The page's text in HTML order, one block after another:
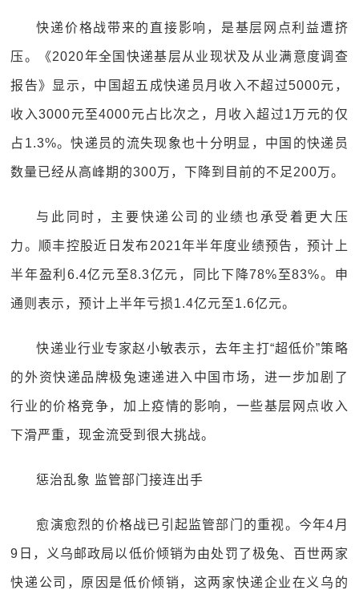
快递价格战带来的直接影响，是基层网点利益遭挤
压。《2020年全国快递基层从业现状及从业满意度调查
报告》显示，中国超五成快递员月收入不超过5000元，
收入3000元至4000元占比次之，月收入超过1万元的仅
占1.3%。快递员的流失现象也十分明显，中国的快递员
数量已经从高峰期的300万，下降到目前的不足200万。
与此同时，主要快递公司的业绩也承受着更大压
力。顺丰控股近日发布2021年半年度业绩预告，预计上
半年盈利6.4亿元至8.3亿元，同比下降78%至83%。申
通则表示，预计上半年亏损1.4亿元至1.6亿元。
快递业行业专家赵小敏表示，去年主打“超低价”策略
的外资快递品牌极兔速递进入中国市场，进一步加剧了
行业的价格竞争，加上疫情的影响，一些基层网点收入
下滑严重，现金流受到很大挑战。
惩治乱象 监管部门接连出手
愈演愈烈的价格战已引起监管部门的重视。今年4月
9日，义乌邮政局以低价倾销为由处罚了极兔、百世两家
快递公司，原因是低价倾销，这两家快递企业在义乌的